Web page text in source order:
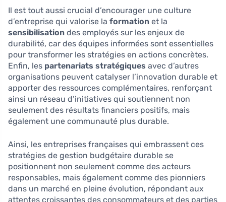
Il est tout aussi crucial d’encourager une culture
d’entreprise qui valorise la formation et la
sensibilisation des employés sur les enjeux de
durabilité, car des équipes informées sont essentielles
pour transformer les stratégies en actions concrètes.
Enfin, les partenariats stratégiques avec d’autres
organisations peuvent catalyser l’innovation durable et
apporter des ressources complémentaires, renforçant
ainsi un réseau d’initiatives qui soutiennent non
seulement des résultats financiers positifs, mais
également une communauté plus durable.
Ainsi, les entreprises françaises qui embrassent ces
stratégies de gestion budgétaire durable se
positionnent non seulement comme des acteurs
responsables, mais également comme des pionniers
dans un marché en pleine évolution, répondant aux
attentes croissantes des consommateurs et des parties